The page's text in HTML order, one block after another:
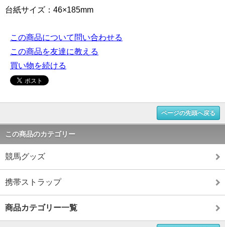
台紙サイズ：46×185mm
この商品について問い合わせる
この商品を友達に教える
買い物を続ける
ページの先頭へ戻る
この商品のカテゴリー
競馬グッズ
携帯ストラップ
商品カテゴリー一覧